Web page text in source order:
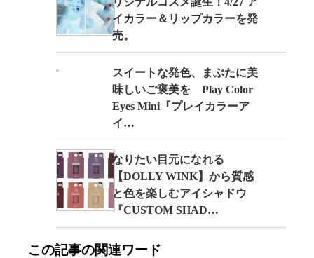
イカラー＆リップカラーを発
売。
スイートな発色、まぶたに美
味しいご褒美を Play Color
Eyes Mini『プレイカラーア
イ…
なりたい目元になれる
【DOLLY WINK】から質感
と色を楽しむアイシャドウ
『CUSTOM SHAD…
この記事の関連ワード